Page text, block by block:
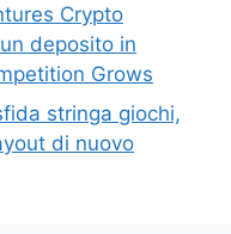
Crypto
deposito in
Grows
stringa giochi,
di nuovo